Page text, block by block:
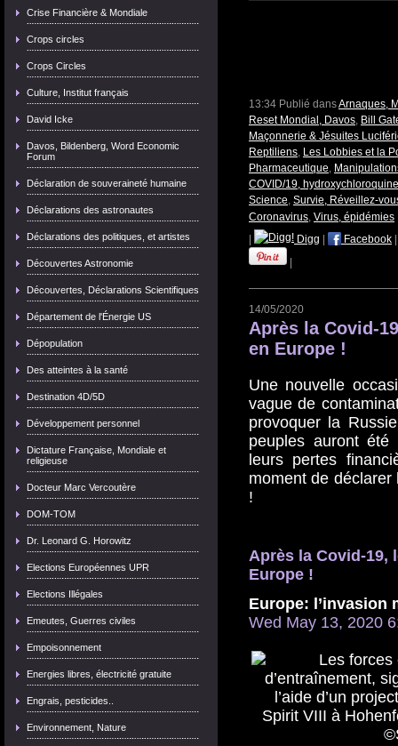
Crise Financière & Mondiale
Crops circles
Crops Circles
Culture, Institut français
David Icke
Davos, Bildenberg, Word Economic
Forum
Déclaration de souveraineté humaine
Déclarations des astronautes
Déclarations des politiques, et artistes
Découvertes Astronomie
Découvertes, Déclarations Scientifiques
Département de l'Énergie US
Dépopulation
Des atteintes à la santé
Destination 4D/5D
Développement personnel
Dictature Française, Mondiale et
religieuse
Docteur Marc Vercoutère
DOM-TOM
Dr. Leonard G. Horowitz
Elections Européennes UPR
Elections Illégales
Emeutes, Guerres civiles
Empoisonnement
Energies libres, électricité gratuite
Engrais, pesticides..
Environnement, Nature
13:34 Publié dansArnaques,
Reset Mondial, Davos, Bill
Maçonnerie & Jésuites
Reptiliens, Les Lobbies et la
Pharmaceutique,
COVID/19, hydroxychloroquine
Science, Survie, Réveillez-
Coronavirus, Virus, épidémies
Digg Facebook
14/05/2020
Après la Covid-
en Europe !
Une nouvelle
vague de
provoquer la
peuples auront
leurs pertes
moment de
!
Après la Covid-19,
Europe !
Europe: l’invasion
Wed May 13, 2020